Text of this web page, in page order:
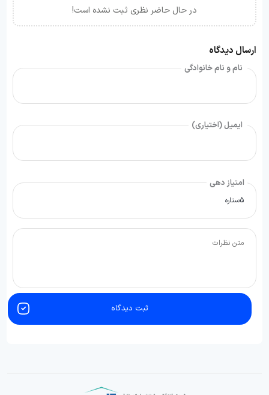
در حال حاضر نظری ثبت نشده است!
ارسال دیدگاه
نام و نام خانوادگی
ایمیل (اختیاری)
امتیاز دهی
ثبت دیدگاه